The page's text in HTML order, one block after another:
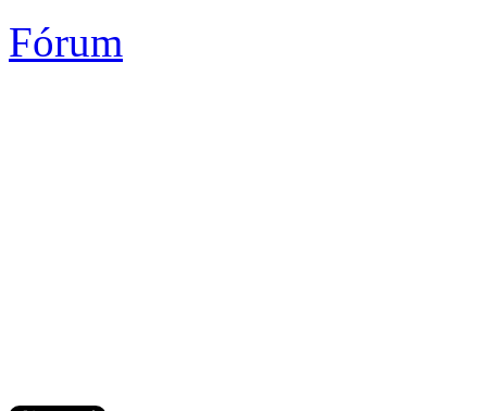
Fórum